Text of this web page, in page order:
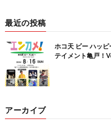
最近の投稿
ホコ天 ビー ハッ
テイメント亀戸
アーカイブ